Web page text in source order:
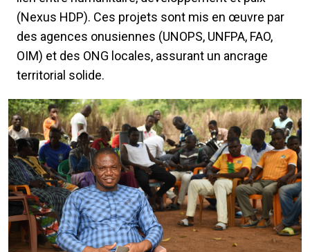
(Nexus HDP). Ces projets sont mis en œuvre par
des agences onusiennes (UNOPS, UNFPA, FAO,
OIM) et des ONG locales, assurant un ancrage
territorial solide.